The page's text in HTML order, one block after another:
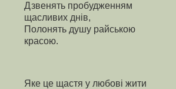
Дзвенять пробудженням
щасливих днів,
Полонять душу райською
красою.
Яке це щастя у любові жити